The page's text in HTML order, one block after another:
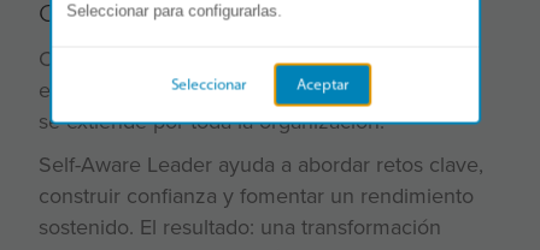
organización
Cuando los líderes comprenden quiénes son y
el efecto que tienen en los demás, ese cambio
se extiende por toda la organización.
Self-Aware Leader ayuda a abordar retos clave,
construir confianza y fomentar un rendimiento
sostenido. El resultado: una transformación
Seleccionar para configurarlas.
Aceptar
Seleccionar